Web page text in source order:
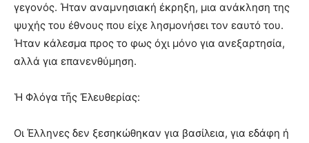
γεγονός. Ήταν αναμνησιακή έκρηξη, μια ανάκληση της
ψυχής του έθνους που είχε λησμονήσει τον εαυτό του.
Ήταν κάλεσμα προς το φως όχι μόνο για ανεξαρτησία,
αλλά για επανενθύμηση.
Ἡ Φλόγα τῆς Ἐλευθερίας:
Οι Έλληνες δεν ξεσηκώθηκαν για βασίλεια, για εδάφη ή